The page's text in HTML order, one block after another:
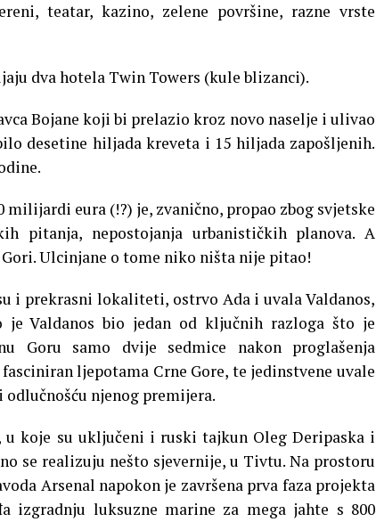
teatar, kazino, zelene površine, razne vrste
dva hotela Twin Towers (kule blizanci).
Bojane koji bi prelazio kroz novo naselje i ulivao
desetine hiljada kreveta i 15 hiljada zapošljenih.
eura (!?) je, zvanično, propao zbog svjetske
pitanja, nepostojanja urbanističkih planova. A
Ulcinjane o tome niko ništa nije pitao!
i prekrasni lokaliteti, ostrvo Ada i uvala Valdanos,
Valdanos bio jedan od ključnih razloga što je
Goru samo dvije sedmice nakon proglašenja
ljepotama Crne Gore, te jedinstvene uvale
njenog premijera.
u koje su uključeni i ruski tajkun Oleg Deripaska i
se realizuju nešto sjevernije, u Tivtu. Na prostoru
Arsenal napokon je završena prva faza projekta
izgradnju luksuzne marine za mega jahte s 800